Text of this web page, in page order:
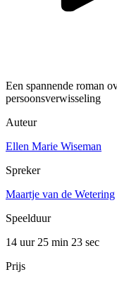
Een spannende roman
persoonsverwisseling
Auteur
Ellen Marie Wiseman
Spreker
Maartje van de Wetering
Speelduur
14 uur 25 min 23 sec
Prijs